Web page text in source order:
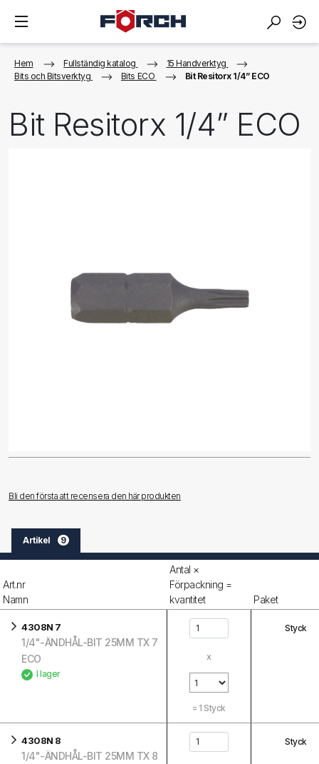
Hem Fullständig katalog
15 Handverktyg
Bits och Bitsverktyg
Bits ECO Bit Resitorx 1/4” ECO
Bit Resitorx 1/4” ECO
Bli den första att recensera den här produkten
Artikel 9
Art.nr
Namn
Antal ×
Förpackning =
kvantitet
Paket
4308N 7
1/4"-ÄNDHÅL-BIT 25MM TX 7
ECO
I lager
x
= 1 Styck
Styck
4308N 8
1/4"-ÄNDHÅL-BIT 25MM TX 8
Styck